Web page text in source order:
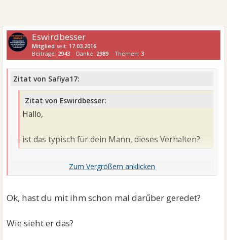
Eswirdbesser
Mitglied seit: 17.03.2016
Beiträge: 2943 Danke: 2989 Themen:3
Zitat von Safiya17:
Zitat von Eswirdbesser:
Hallo,
ist das typisch für dein Mann, dieses Verhalten?
Wie das halt so ist ja, aber nie in diesem Ausmaß. Es
sein und so. Und ihn verstehen.
Ok, hast du mit ihm schon mal darűber geredet?
Wie sieht er das?